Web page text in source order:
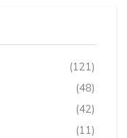
(121)
(48)
(42)
(11)